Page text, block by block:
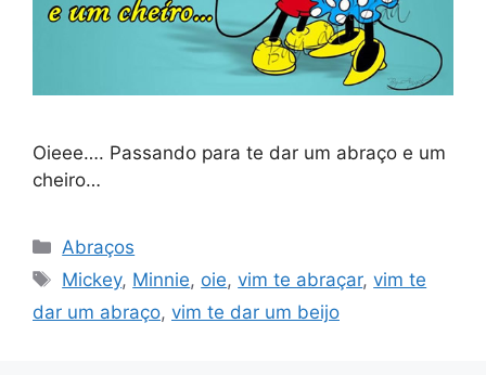
Oieee…. Passando para te dar um abraço e um
cheiro…
Categorias
Abraços
Tags
Mickey, Minnie, oie,vim te abraçar,vim te
dar um abraço, vim te dar um beijo